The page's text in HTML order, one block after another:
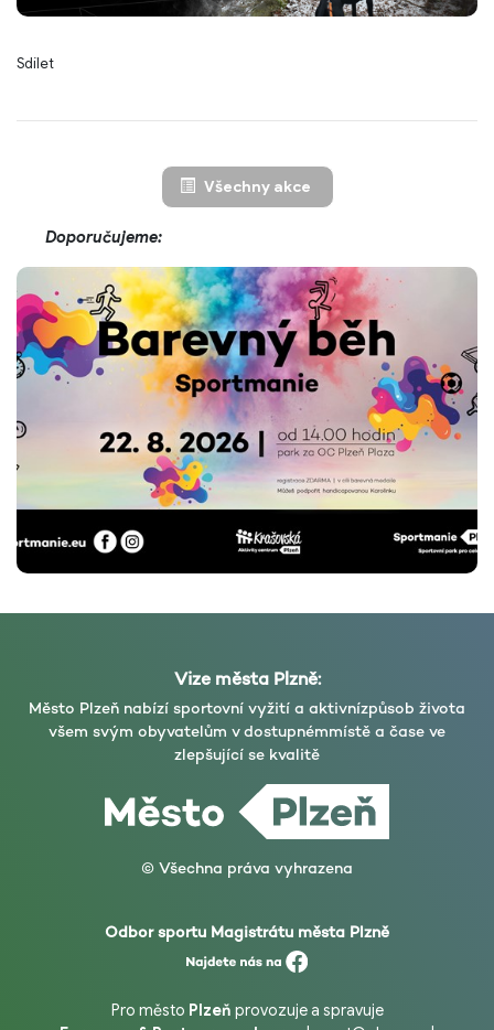
Sdílet
Všechny akce
Doporučujeme:
Vize města Plzně:
Město Plzeň nabízí sportovní vyžití a aktivnízpůsob života
všem svým obyvatelům v dostupnémmístě a čase ve
zlepšující se kvalitě
© Všechna práva vyhrazena
Odbor sportu Magistrátu města Plzně
Pro město Plzeň provozuje a spravuje